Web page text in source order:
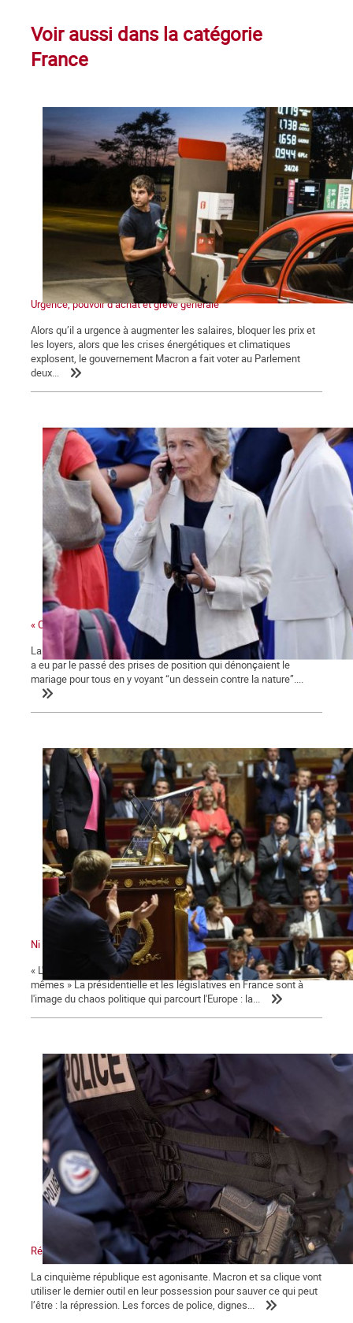
Voir aussi dans la catégorie
France
Urgence, pouvoir d’achat et grève générale
Alors qu’il a urgence à augmenter les salaires, bloquer les prix et
les loyers, alors que les crises énergétiques et climatiques
explosent, le gouvernement Macron a fait voter au Parlement
deux...
« Ces gens-là »
La ministre des collectivités territoriales, issue des Républicains,
a eu par le passé des prises de position qui dénonçaient le
mariage pour tous en y voyant “un dessein contre la nature”....
Ni le gouvernement ni l'Assemblée ne nous représente !
« L'émancipation des travailleurs sera l'œuvre des travailleurs eux-
mêmes » La présidentielle et les législatives en France sont à
l'image du chaos politique qui parcourt l'Europe : la...
Répression, maître-mot de la macronie.
La cinquième république est agonisante. Macron et sa clique vont
utiliser le dernier outil en leur possession pour sauver ce qui peut
l’être : la répression. Les forces de police, dignes...